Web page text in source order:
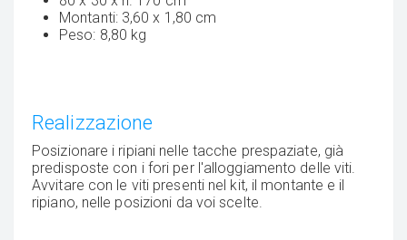
Montanti: 3,60 x 1,80 cm
Peso: 8,80 kg
Realizzazione
Posizionare i ripiani nelle tacche prespaziate, già
predisposte con i fori per l'alloggiamento delle viti.
Avvitare con le viti presenti nel kit, il montante e il
ripiano, nelle posizioni da voi scelte.